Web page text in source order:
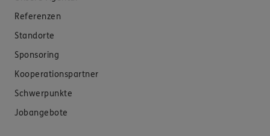
Referenzen
Standorte
Sponsoring
Kooperationspartner
Schwerpunkte
Jobangebote